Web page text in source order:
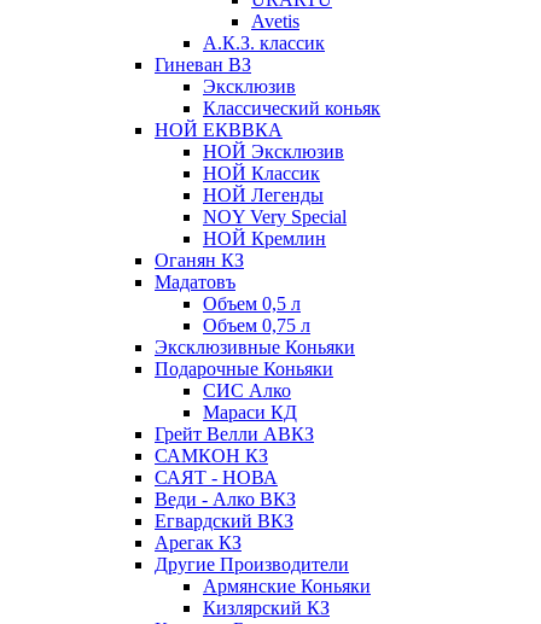
Avetis
А.К.З. классик
Гиневан ВЗ
Эксклюзив
Классический коньяк
НОЙ ЕКВВКА
НОЙ Эксклюзив
НОЙ Классик
НОЙ Легенды
NOY Very Speсial
НОЙ Кремлин
Оганян КЗ
Мадатовъ
Объем 0,5 л
Объем 0,75 л
Эксклюзивные Коньяки
Подарочные Коньяки
СИС Алко
Мараси КД
Грейт Велли АВКЗ
САМКОН КЗ
САЯТ - НОВА
Веди - Алко ВКЗ
Егвардский ВКЗ
Арегак КЗ
Другие Производители
Армянские Коньяки
Кизлярский КЗ